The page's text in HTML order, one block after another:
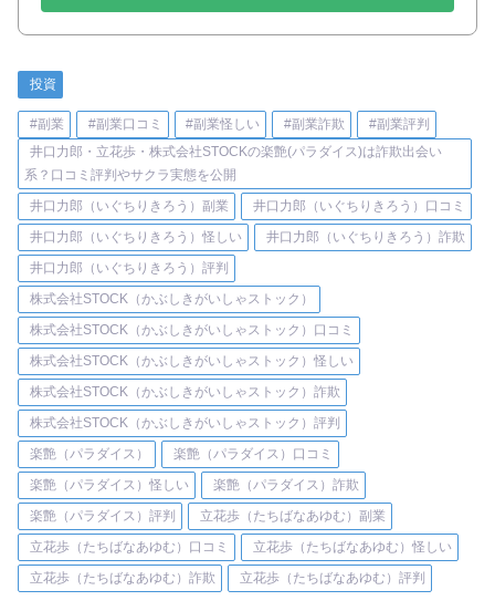
投資
#副業 #副業口コミ #副業怪しい #副業詐欺
#副業評判
井口力郎・立花歩・株式会社STOCKの楽艶(パラダイス)は詐欺出会い
系？口コミ評判やサクラ実態を公開
井口力郎（いぐちりきろう）副業
井口力郎（いぐちりきろう）口コミ
井口力郎（いぐちりきろう）怪しい
井口力郎（いぐちりきろう）詐欺
井口力郎（いぐちりきろう）評判
株式会社STOCK（かぶしきがいしゃストック）
株式会社STOCK（かぶしきがいしゃストック）口コミ
株式会社STOCK（かぶしきがいしゃストック）怪しい
株式会社STOCK（かぶしきがいしゃストック）詐欺
株式会社STOCK（かぶしきがいしゃストック）評判
楽艶（パラダイス）
楽艶（パラダイス）口コミ
楽艶（パラダイス）怪しい
楽艶（パラダイス）詐欺
楽艶（パラダイス）評判
立花歩（たちばなあゆむ）副業
立花歩（たちばなあゆむ）口コミ
立花歩（たちばなあゆむ）怪しい
立花歩（たちばなあゆむ）詐欺
立花歩（たちばなあゆむ）評判